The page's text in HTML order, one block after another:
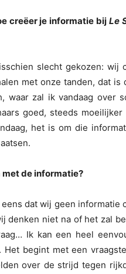
creëer je informatie bij Le
slecht gekozen: wij
met onze tanden, dat is
waar zal ik vandaag over
goed, steeds
het is om die
met de informatie?
dat wij geen informatie
denken niet na of het zal
Ik kan een heel
begint met een
over de strijd tegen